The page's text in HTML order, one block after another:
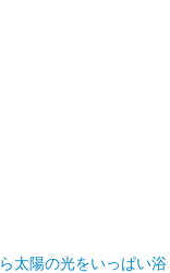
太陽の光をいっぱい浴